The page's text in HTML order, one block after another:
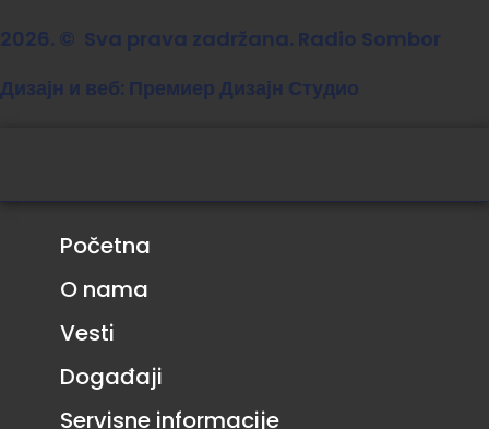
2026. © Sva prava zadržana. Radio Sombor
Дизајн и веб: Премиер Дизајн Студио
Početna
O nama
Vesti
Događaji
Servisne informacije